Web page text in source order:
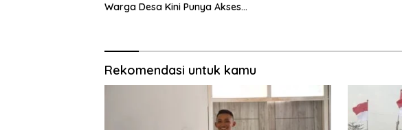
Warga Desa Kini Punya Akses
Rekomendasi untuk kamu